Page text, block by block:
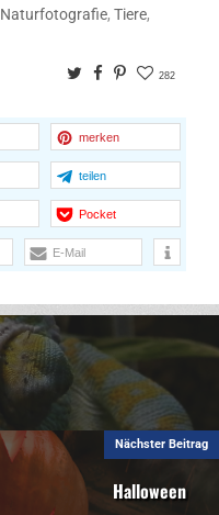
Naturfotografie,Tiere,
TwitterFacebook
Pinterest
282
merken
teilen
Pocket
E-Mail
Nächster Beitrag
Halloween